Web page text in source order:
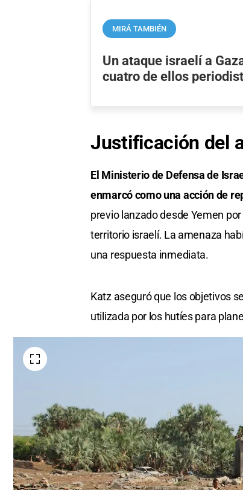
MIRÁ TAMBIÉN
Un ataque israelí a
cuatro de ellos
Justificación del
El Ministerio de Defensa de
enmarcó como una acción de
previo lanzado desde Yemen
territorio israelí. La amenaza
una respuesta inmediata.
Katz aseguró que los objetivos
utilizada por los hutíes para